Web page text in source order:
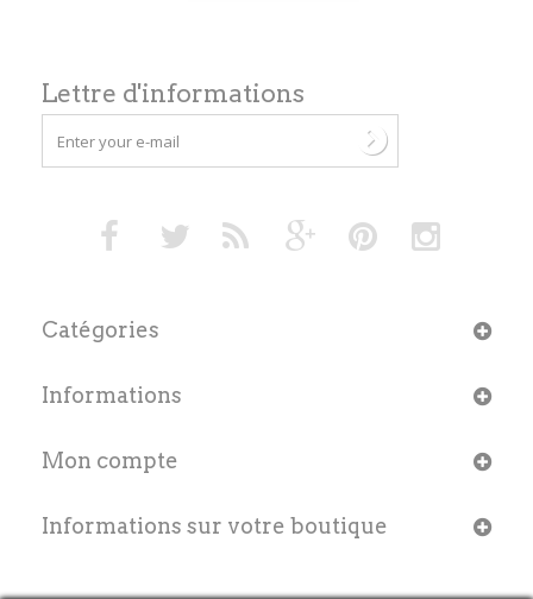
Lettre d'informations
Catégories
Informations
Mon compte
Informations sur votre boutique